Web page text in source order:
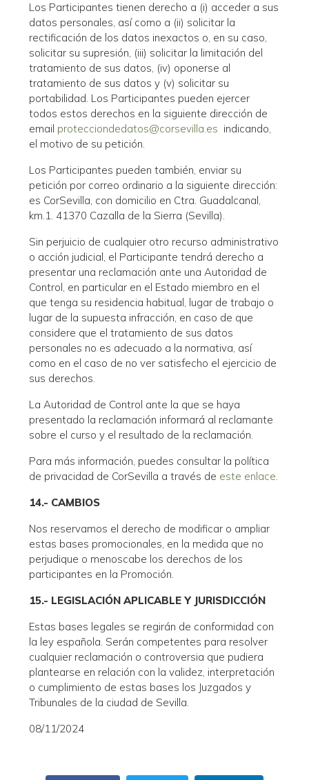
Los Participantes tienen derecho a (i) acceder a sus
datos personales, así como a (ii) solicitar la
rectificación de los datos inexactos o, en su caso,
solicitar su supresión, (iii) solicitar la limitación del
tratamiento de sus datos, (iv) oponerse al
tratamiento de sus datos y (v) solicitar su
portabilidad. Los Participantes pueden ejercer
todos estos derechos en la siguiente dirección de
email protecciondedatos@corsevilla.es indicando,
el motivo de su petición.
Los Participantes pueden también, enviar su
petición por correo ordinario a la siguiente dirección:
es CorSevilla, con domicilio en Ctra. Guadalcanal,
km.1. 41370 Cazalla de la Sierra (Sevilla).
Sin perjuicio de cualquier otro recurso administrativo
o acción judicial, el Participante tendrá derecho a
presentar una reclamación ante una Autoridad de
Control, en particular en el Estado miembro en el
que tenga su residencia habitual, lugar de trabajo o
lugar de la supuesta infracción, en caso de que
considere que el tratamiento de sus datos
personales no es adecuado a la normativa, así
como en el caso de no ver satisfecho el ejercicio de
sus derechos.
La Autoridad de Control ante la que se haya
presentado la reclamación informará al reclamante
sobre el curso y el resultado de la reclamación.
Para más información, puedes consultar la política
de privacidad de CorSevilla a través de este enlace.
14.- CAMBIOS
Nos reservamos el derecho de modificar o ampliar
estas bases promocionales, en la medida que no
perjudique o menoscabe los derechos de los
participantes en la Promoción.
15.- LEGISLACIÓN APLICABLE Y JURISDICCIÓN
Estas bases legales se regirán de conformidad con
la ley española. Serán competentes para resolver
cualquier reclamación o controversia que pudiera
plantearse en relación con la validez, interpretación
o cumplimiento de estas bases los Juzgados y
Tribunales de la ciudad de Sevilla.
08/11/2024